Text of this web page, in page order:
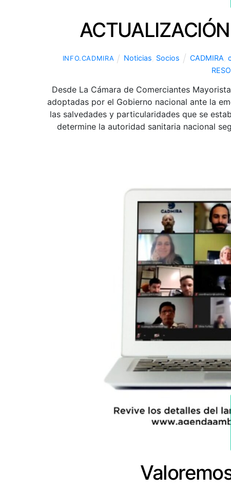
INFO.CADMIRA Noticias Socios CADMIRA ,
Desde La Cámara de Comerciantes
adoptadas por el Gobierno nacional ante la
las salvedades y particularidades que se
determine la autoridad sanitaria nacional